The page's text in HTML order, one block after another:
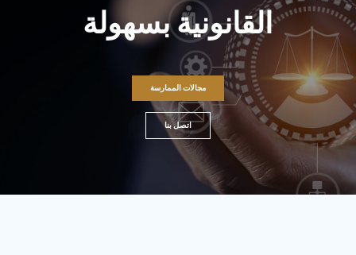
القانونية بسهولة
مجالات الممارسة
اتصل بنا